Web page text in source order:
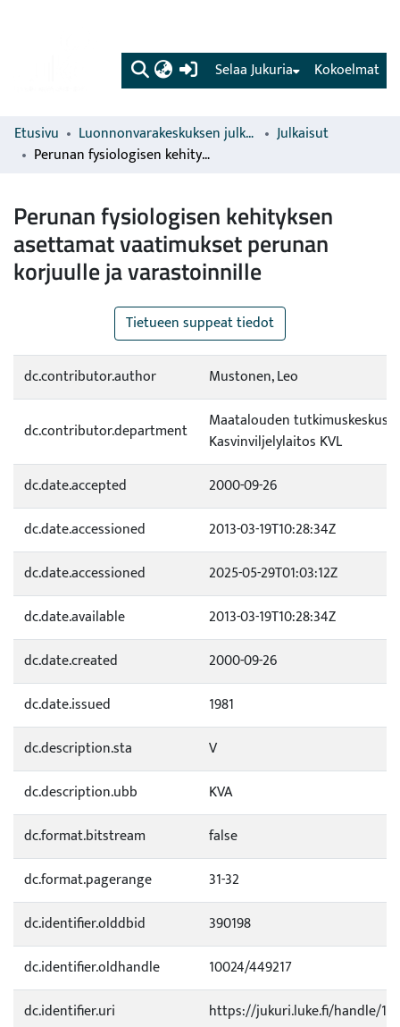
(current) Kokoelmat
Selaa Jukuria
Etusivu Luonnonvarakeskuksen julkaisut
Julkaisut
Perunan fysiologisen kehityksen asettamat vaatimukset perunan korjuulle ja varastoinnille
Perunan fysiologisen kehityksen
asettamat vaatimukset perunan
korjuulle ja varastoinnille
Tietueen suppeat tiedot
dc.contributor.author Mustonen, Leo
dc.contributor.department
Maatalouden tutkimuskeskus
Kasvinviljelylaitos KVL
dc.date.accepted
2000-09-26
dc.date.accessioned
2013-03-19T10:28:34Z
dc.date.accessioned
2025-05-29T01:03:12Z
dc.date.available
2013-03-19T10:28:34Z
dc.date.created
2000-09-26
dc.date.issued
1981
dc.description.sta
V
dc.description.ubb
KVA
dc.format.bitstream
false
dc.format.pagerange
31-32
dc.identifier.olddbid
390198
dc.identifier.oldhandle
10024/449217
dc.identifier.uri
https://jukuri.luke.fi/handle/